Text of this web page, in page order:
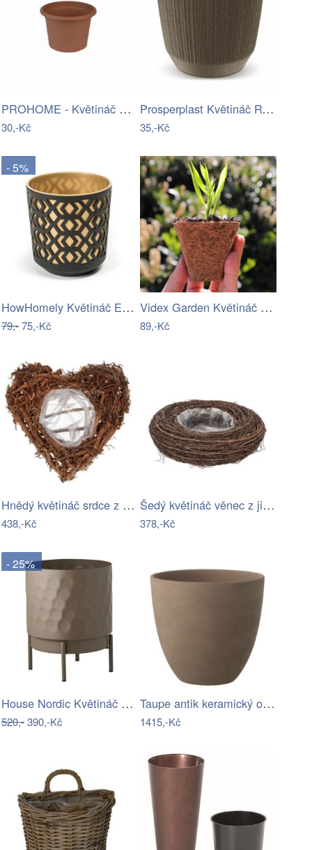
PROHOME - Květináč CAMPANULA 15 terakota
30,-Kč
Prosperplast Květináč RYWO ECO kávový,…
35,-Kč
- 5%
HowHomely Květináč Etnic 14x15 cm černo…
79,-75,-Kč
Videx Garden Květináč z kokosového…
89,-Kč
Hnědý květináč srdce z kořenů Root Wood…
438,-Kč
Šedý květináč věnec z jilmových větví…
378,-Kč
- 25%
House Nordic Květináč FLOWERPOT hnědý…
520,-390,-Kč
Taupe antik keramický obal na květináč…
1415,-Kč